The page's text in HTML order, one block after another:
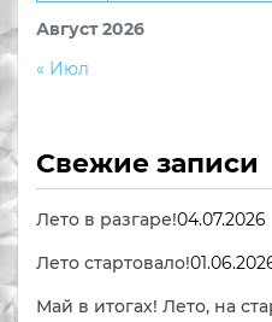
Август 2026
« Июл
Свежие записи
Лето в разгаре!04.07.2026
Лето стартовало!
Май в итогах! Лето, на